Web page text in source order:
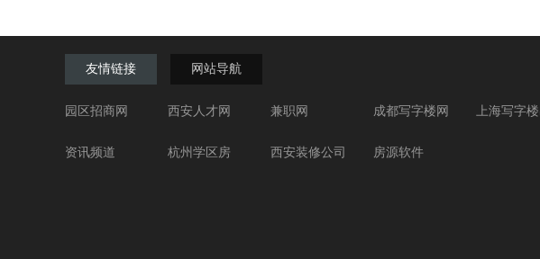
友情链接 网站导航
园区招商网 西安人才网 兼职网 成都写字楼网 上海写字楼
资讯频道 杭州学区房 西安装修公司 房源软件